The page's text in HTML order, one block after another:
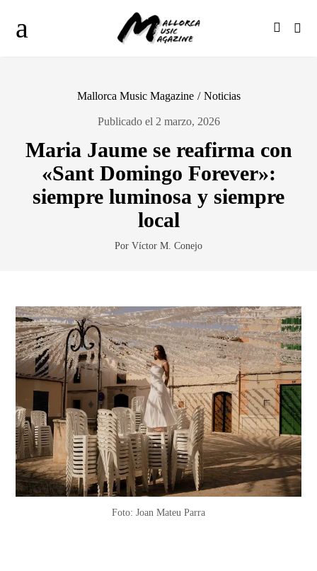
Mallorca Music Magazine / Noticias
Publicado el 2 marzo, 2026
Maria Jaume se reafirma con
«Sant Domingo Forever»:
siempre luminosa y siempre
local
Por Víctor M. Conejo
Foto: Joan Mateu Parra